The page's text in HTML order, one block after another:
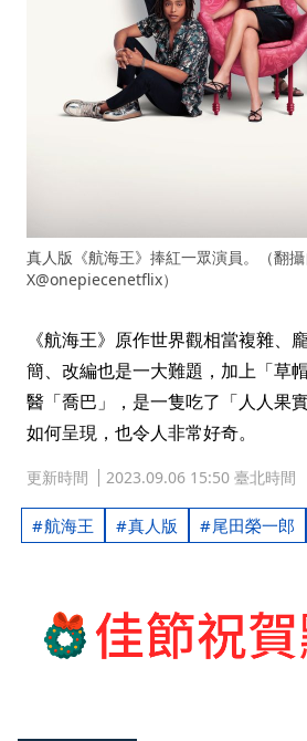
真人版《航海王》捧紅一眾演員。（翻攝
X@onepiecenetflix）
《航海王》原作世界觀相當複雜、
簡、改編也是一大難題，加上「草
醫「喬巴」，是一隻吃了「人人果
如何呈現，也令人非常好奇。
更新時間 2023.09.06 15:50 臺北時間
航海王 真人版 尾田榮一郎